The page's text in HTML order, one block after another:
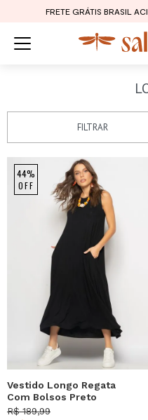
FRETE GRÁTIS BRASIL
FILTRAR
44%
OFF
Vestido Longo Regata
Com Bolsos Preto
Salvatore
R$ 189,99